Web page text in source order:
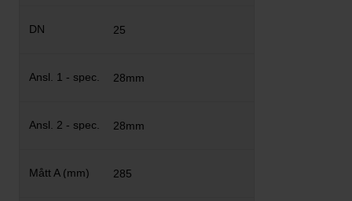
25
28mm
28mm
285